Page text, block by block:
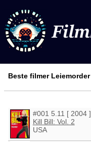
Beste filmer Leiemorder
#001 5.11 [ 2004 ]
Kill Bill: Vol. 2
USA